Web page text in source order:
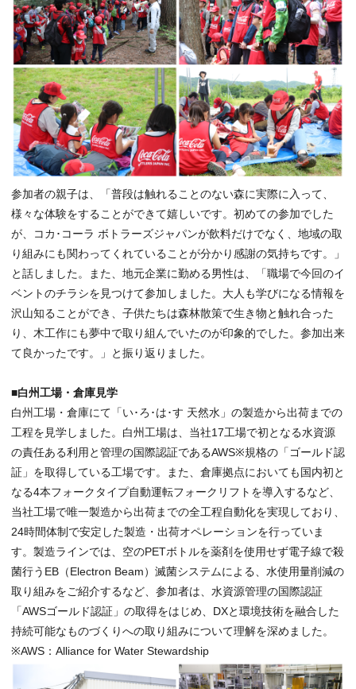
参加者の親子は、「普段は触れることのない森に実際に入って、
様々な体験をすることができて嬉しいです。初めての参加でした
が、コカ･コーラ ボトラーズジャパンが飲料だけでなく、地域の取
り組みにも関わってくれていることが分かり感謝の気持ちです。」
と話しました。また、地元企業に勤める男性は、「職場で今回のイ
ベントのチラシを見つけて参加しました。大人も学びになる情報を
沢山知ることができ、子供たちは森林散策で生き物と触れ合った
り、木工作にも夢中で取り組んでいたのが印象的でした。参加出来
て良かったです。」と振り返りました。
■白州工場・倉庫見学
白州工場・倉庫にて「い･ろ･は･す 天然水」の製造から出荷までの
工程を見学しました。白州工場は、当社17工場で初となる水資源
の責任ある利用と管理の国際認証であるAWS※規格の「ゴールド認
証」を取得している工場です。また、倉庫拠点においても国内初と
なる4本フォークタイプ自動運転フォークリフトを導入するなど、
当社工場で唯一製造から出荷までの全工程自動化を実現しており、
24時間体制で安定した製造・出荷オペレーションを行っていま
す。製造ラインでは、空のPETボトルを薬剤を使用せず電子線で殺
菌行うEB（Electron Beam）滅菌システムによる、水使用量削減の
取り組みをご紹介するなど、参加者は、水資源管理の国際認証
「AWSゴールド認証」の取得をはじめ、DXと環境技術を融合した
持続可能なものづくりへの取り組みについて理解を深めました。
※AWS：Alliance for Water Stewardship